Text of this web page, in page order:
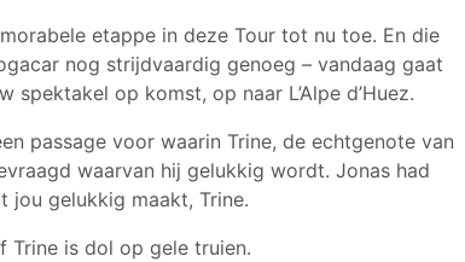
etappe in deze Tour tot nu toe. En die
nog strijdvaardig genoeg – vandaag gaat
op komst, op naar L’Alpe d’Huez.
passage voor waarin Trine, de echtgenote van
waarvan hij gelukkig wordt. Jonas had
jou gelukkig maakt, Trine.
Trine is dol op gele truien.